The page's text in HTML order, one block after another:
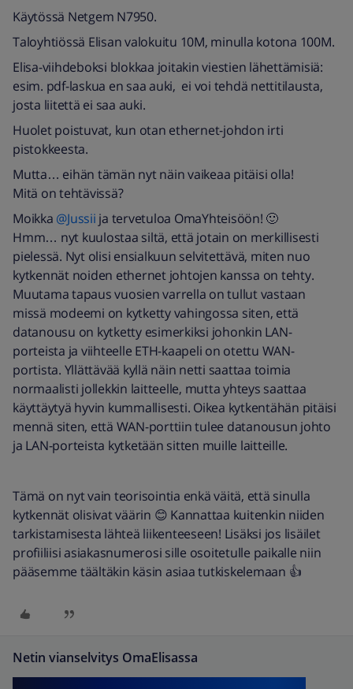
Käytössä Netgem N7950.
Taloyhtiössä Elisan valokuitu 10M, minulla kotona 100M.
Elisa-viihdeboksi blokkaa joitakin viestien lähettämisiä:
esim. pdf-laskua en saa auki, ei voi tehdä nettitilausta,
josta liitettä ei saa auki.
Huolet poistuvat, kun otan ethernet-johdon irti
pistokkeesta.
Mutta… eihän tämän nyt näin vaikeaa pitäisi olla!
Mitä on tehtävissä?
Moikka @Jussii ja tervetuloa OmaYhteisöön! 🙂
Hmm… nyt kuulostaa siltä, että jotain on merkillisesti
pielessä. Nyt olisi ensialkuun selvitettävä, miten nuo
kytkennät noiden ethernet johtojen kanssa on tehty.
Muutama tapaus vuosien varrella on tullut vastaan
missä modeemi on kytketty vahingossa siten, että
datanousu on kytketty esimerkiksi johonkin LAN-
porteista ja viihteelle ETH-kaapeli on otettu WAN-
portista. Yllättävää kyllä näin netti saattaa toimia
normaalisti jollekkin laitteelle, mutta yhteys saattaa
käyttäytyä hyvin kummallisesti. Oikea kytkentähän pitäisi
mennä siten, että WAN-porttiin tulee datanousun johto
ja LAN-porteista kytketään sitten muille laitteille.
Tämä on nyt vain teorisointia enkä väitä, että sinulla
kytkennät olisivat väärin 😊 Kannattaa kuitenkin niiden
tarkistamisesta lähteä liikenteeseen! Lisäksi jos lisäilet
profiiliisi asiakasnumerosi sille osoitetulle paikalle niin
pääsemme täältäkin käsin asiaa tutkiskelemaan 👍
Netin vianselvitys OmaElisassa